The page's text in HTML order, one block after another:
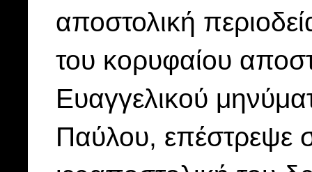
αποστολική
του κορυφαίου
Ευαγγελικού
Παύλου, επέστρεψε